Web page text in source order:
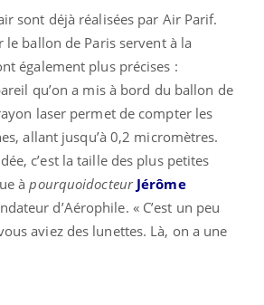
sont déjà réalisées par Air Parif.
le ballon de Paris servent à la
également plus précises :
qu’on a mis à bord du ballon de
laser permet de compter les
allant jusqu’à 0,2 micromètres.
c’est la taille des plus petites
àpourquoidocteur Jérôme
d’Aérophile. « C’est un peu
aviez des lunettes. Là, on a une